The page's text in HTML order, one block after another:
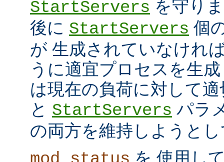
StartServers を守り
後に StartServers 個
が 生成されていなけれ
うに適宜プロセスを生
は現在の負荷に対して
と StartServers パラ
の両方を維持しようと
を 使用し